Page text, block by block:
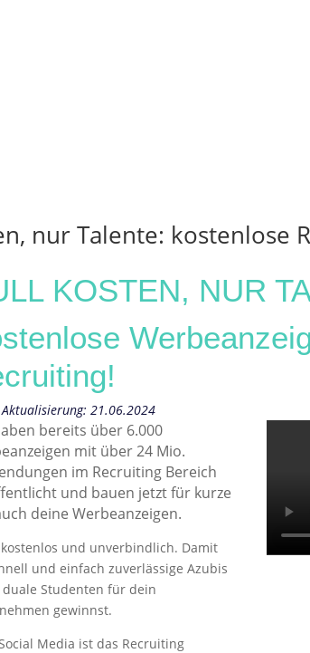
nur Talente: kostenlose
KOSTEN, NUR
Aktualisierung: 21.06.2024
bereits über 6.000
mit über 24 Mio.
im Recruiting Bereich
und bauen jetzt für kurze
deine Werbeanzeigen.
kostenlos und unverbindlich. Damit
und einfach zuverlässige Azubis
duale Studenten für dein
gewinnst.
Media ist das Recruiting